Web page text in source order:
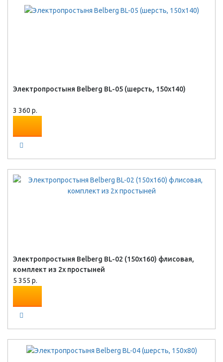
Электропростыня Belberg BL-05 (шерсть, 150x140)
3 360 р.
Электропростыня Belberg BL-02 (150x160) флисовая,
комплект из 2х простыней
5 355 р.